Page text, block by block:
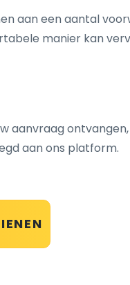
​aan een aantal
manier kan
aanvraag
aan ons platform.